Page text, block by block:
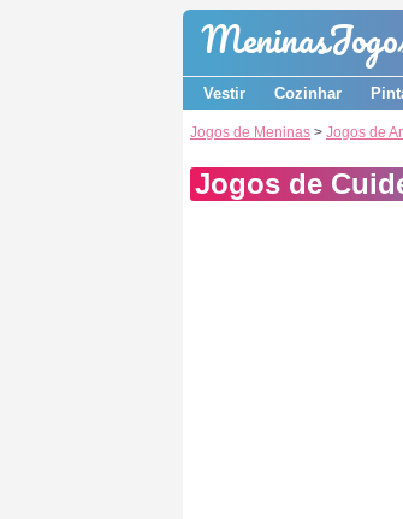
Meninas
Vestir Cozinhar
Jogos de Meninas > Jogos de
Jogos de